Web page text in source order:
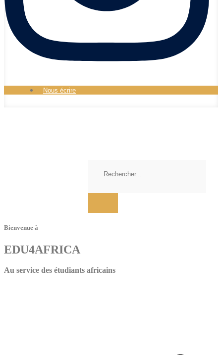
Nous écrire
Bienvenue à
EDU4AFRICA
Au service des étudiants africains